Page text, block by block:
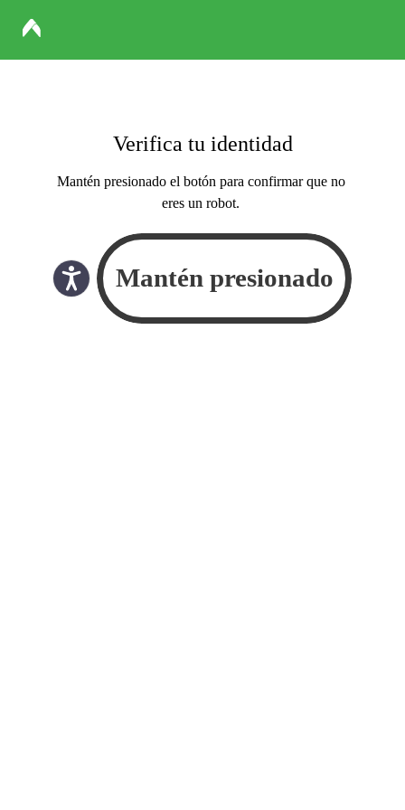
Verifica tu identidad
Mantén presionado el botón para confirmar que no
eres un robot.